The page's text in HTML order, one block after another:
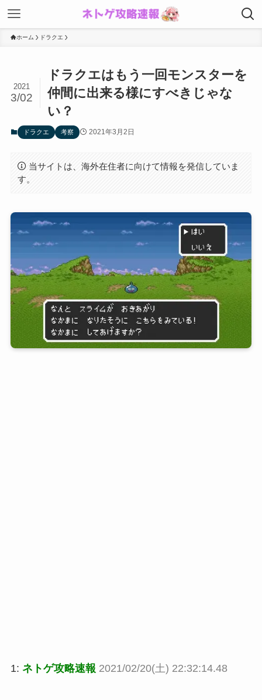
ホーム ドラクエ
ドラクエはもう一回モンスターを
仲間に出来る様にすべきじゃな
い？
2021
3/02
ドラクエ 考察 2021年3月2日
当サイトは、海外在住者に向けて情報を発信していま
す。
1: ネトゲ攻略速報 2021/02/20(土) 22:32:14.48